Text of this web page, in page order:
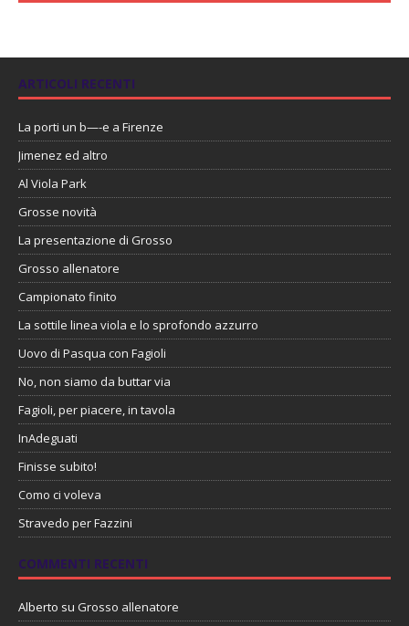
ARTICOLI RECENTI
La porti un b—-e a Firenze
Jimenez ed altro
Al Viola Park
Grosse novità
La presentazione di Grosso
Grosso allenatore
Campionato finito
La sottile linea viola e lo sprofondo azzurro
Uovo di Pasqua con Fagioli
No, non siamo da buttar via
Fagioli, per piacere, in tavola
InAdeguati
Finisse subito!
Como ci voleva
Stravedo per Fazzini
COMMENTI RECENTI
Alberto su Grosso allenatore